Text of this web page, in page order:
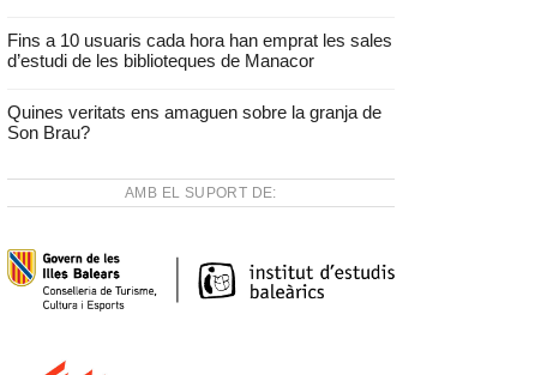
Fins a 10 usuaris cada hora han emprat les sales
d’estudi de les biblioteques de Manacor
Quines veritats ens amaguen sobre la granja de
Son Brau?
AMB EL SUPORT DE: